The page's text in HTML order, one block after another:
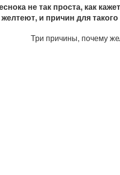
не так проста, как
желтеют, и причин для